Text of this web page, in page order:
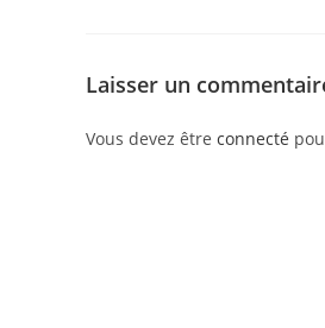
Laisser un
Vous devez être connecté